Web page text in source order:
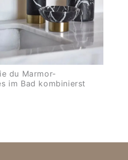
du Marmor-
im Bad kombinierst